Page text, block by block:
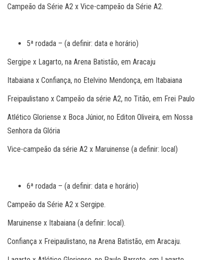
Campeão da Série A2 x Vice-campeão da Série A2.
5ª rodada – (a definir: data e horário)
Sergipe x Lagarto, na Arena Batistão, em Aracaju
Itabaiana x Confiança, no Etelvino Mendonça, em Itabaiana
Freipaulistano x Campeão da série A2, no Titão, em Frei Paulo
Atlético Gloriense x Boca Júnior, no Editon Oliveira, em Nossa
Senhora da Glória
Vice-campeão da série A2 x Maruinense (a definir: local)
6ª rodada – (a definir: data e horário)
Campeão da Série A2 x Sergipe.
Maruinense x Itabaiana (a definir: local).
Confiança x Freipaulistano, na Arena Batistão, em Aracaju.